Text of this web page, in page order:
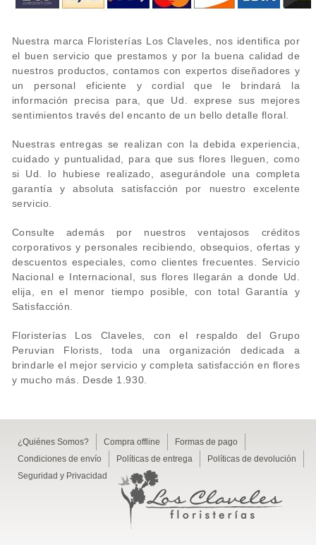
Nuestra marca Floristerías Los Claveles, nos identifica por
el buen servicio que prestamos y por la buena calidad de
nuestros productos, contamos con expertos diseñadores y
un personal eficiente y cordial que le brindará la
información precisa para, que Ud. exprese sus mejores
sentimientos través del encanto de un bello detalle floral.
Nuestras entregas se realizan con la debida experiencia,
cuidado y puntualidad, para que sus flores lleguen, como
si Ud. lo hubiese realizado, asegurándole una completa
garantía y absoluta satisfacción por nuestro excelente
servicio.
Consulte además por nuestros ventajosos créditos
corporativos y personales recibiendo, obsequios, ofertas y
descuentos especiales, como clientes frecuentes. Servicio
Nacional e Internacional, sus flores llegarán a donde Ud.
elija, en el menor tiempo posible, con total Garantía y
Satisfacción.
Floristerías Los Claveles, con el respaldo del Grupo
Peruvian Florists, toda una organización dedicada a
brindarle el mejor servicio y completa satisfacción en flores
y mucho más. Desde 1.930.
¿Quiénes Somos? Compra offline
Formas de pago
Condiciones de envío
Políticas de entrega
Políticas de devolución
Seguridad y Privacidad